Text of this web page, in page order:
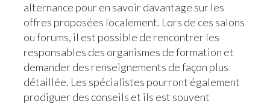
alternance pour en savoir davantage sur les
offres proposées localement. Lors de ces salons
ou forums, il est possible de rencontrer les
responsables des organismes de formation et
demander des renseignements de façon plus
détaillée. Les spécialistes pourront également
prodiguer des conseils et ils est souvent